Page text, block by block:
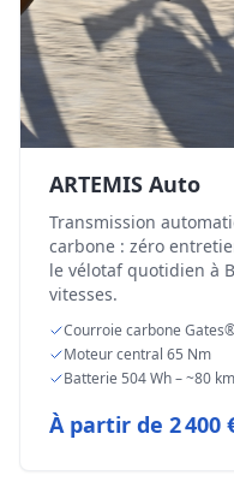
ARTEMIS Auto
Transmission
carbone : zéro
le vélotaf quotidien à
vitesses.
Courroie carbone
Moteur central 65 Nm
Batterie 504 Wh – ~80 km
À partir de 2 400